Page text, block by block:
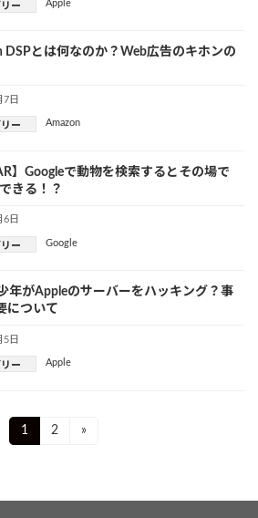
ー Apple
DSPとは何なのか？Web広告のキホンの
7日
ー Amazon
】Googleで動物を検索するとその場で
きる！？
6日
ー Google
年がAppleのサーバーをハッキング？事
について
5日
ー Apple
Page
1 Page
2 »